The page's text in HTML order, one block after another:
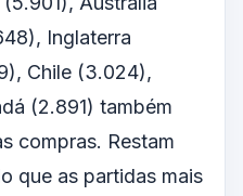
Inglaterra
Chile (3.024),
(2.891) também
compras. Restam
que as partidas mais